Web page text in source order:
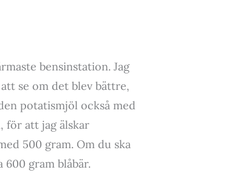
bensinstation. Jag
se om det blev bättre,
potatismjöl också med
för att jag älskar
500 gram. Om du ska
gram blåbär.